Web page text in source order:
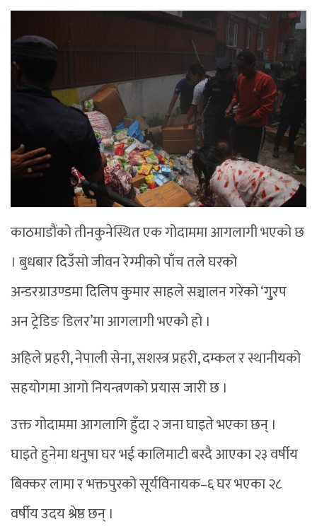
काठमाडौंको तीनकुनेस्थित एक गोदाममा आगलागी भएको छ
। बुधबार दिउँसो जीवन रेग्मीको पाँच तले घरको
अन्डरग्राउण्डमा दिलिप कुमार साहले सञ्चालन गरेको ‘गु्रप
अन ट्रेडिङ डिलर’मा आगलागी भएको हो ।
अहिले प्रहरी, नेपाली सेना, सशस्त्र प्रहरी, दम्कल र स्थानीयको
सहयोगमा आगो नियन्त्रणको प्रयास जारी छ ।
उक्त गोदाममा आगलागि हुँदा २ जना घाइते भएका छन् ।
घाइते हुनेमा धनुषा घर भई कालिमाटी बस्दै आएका २३ वर्षीय
बिक्कर लामा र भक्तपुरको सूर्यविनायक–६ घर भएका २८
वर्षीय उदय श्रेष्ठ छन् ।